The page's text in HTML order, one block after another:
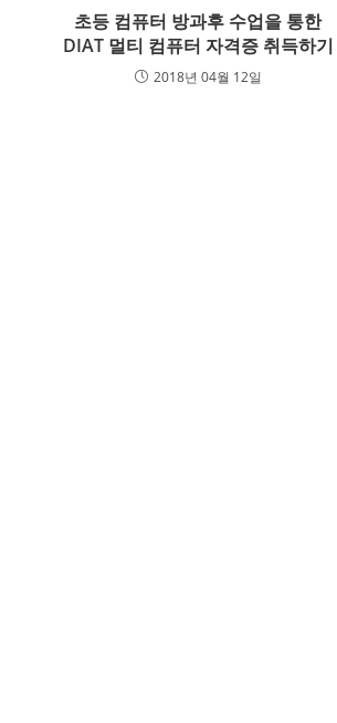
초등 컴퓨터 방과후 수업을 통한
DIAT 멀티 컴퓨터 자격증 취득하기
2018년 04월 12일